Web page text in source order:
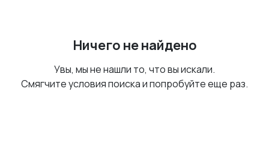
Ничего не найдено
Увы, мы не нашли то, что вы искали.
Смягчите условия поиска и попробуйте еще раз.